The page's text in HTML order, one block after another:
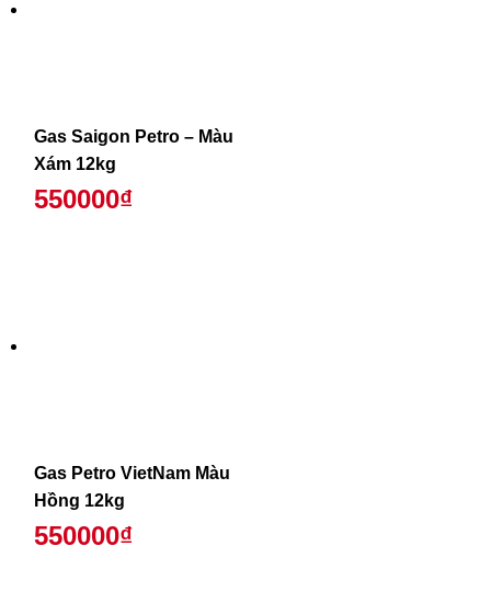
Gas Saigon Petro – Màu
Xám 12kg
550000₫
Gas Petro VietNam Màu
Hồng 12kg
550000₫